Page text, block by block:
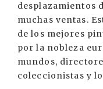
desplazamientos
muchas ventas.
de los mejores
por la nobleza
mundos,
coleccionistas y